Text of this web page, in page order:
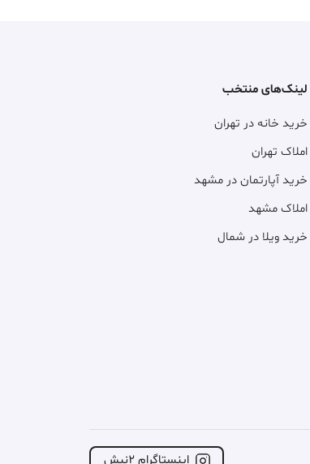
لینک‌های منتخب
خرید خانه در تهران
املاک تهران
خرید آپارتمان در مشهد
املاک مشهد
خرید ویلا در شمال
اینستاگرام ۲نبش